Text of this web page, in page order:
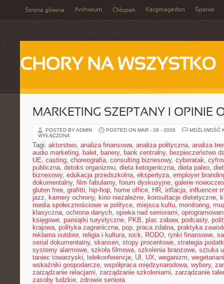
Strona główna Archiwum Chłopak Kargmagedon Spanie
CHORY NA WSZYSTKO
MARKETING SZEPTANY I OPINIE
POSTED BY ADMIN POSTED ON MAR - 26 - 2026
MOŻLIWOŚĆ
WYŁĄCZONA
Tagi: aktorstwo, analiza finansowa, analiza polityczna, analiza
audio marketing, balet, banery, bank centralny, bezpieczeństwo
UE, casting, choreografia, consulting biznesowy, cyberatak,
publiczna, detoks organizmu, dieta ketogeniczna, dieta paleo,
biznesowy, edukacja przedszkolna, ekspertyza, employer
dokumentalny, film fabularny, forum dyskusyjne, galerie
gluten free, grafitti, hip-hop, home office, HR, inflacja, influencer
jazz, kamery ochrony, kino niezależne, konsultacje dietetyczne,
media społecznościowe w polityce, miejsca kultu, monitoring,
klasyczna, ochrona danych, opieka nad seniorami,
księgowe, pamiątki turystyczne, PKB, plac zabaw, podcasty,
krajowa, polityka zagraniczna, pop, praca zdalna, praktyka
reklama outdoor, religia i kultura, rock, RODO, rynki finansowe,
serial dokumentalny, skansen, stopy procentowe, strategia
systemy alarmowe, szkoła filmowa, szkolenia branżowe, sztuka
taniec towarzyski, telekonferencje, UI , UX, weganizm,
wskaźniki gospodarcze, współpraca międzynarodowa, wybory,
zarządzanie relacjami, zarządzanie szkoleniami, zarządzanie
zasoby ludzkie, zdrowie seniora